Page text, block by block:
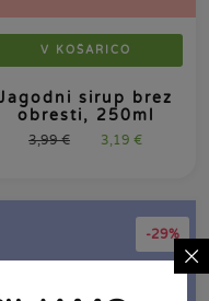
V KOŠARICO
sirup brez
obresti, 250ml
3,99€ 3,19 €
-29%